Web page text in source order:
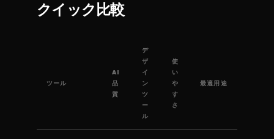
クイック比較
ツール
AI
品
質
デ
ザ
イ
ン
ツ
ー
ル
使
い
や
す
さ
最適用途